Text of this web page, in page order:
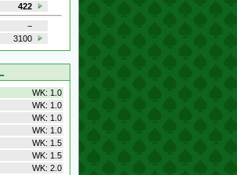
422
−
3100
WK: 1.0
WK: 1.0
WK: 1.0
WK: 1.0
WK: 1.5
WK: 1.5
WK: 2.0